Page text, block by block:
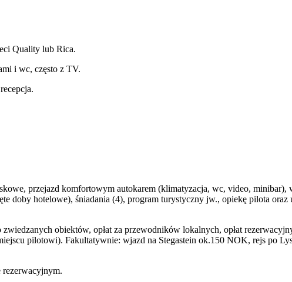
Quality lub Rica.
i wc, często z TV.
przejazd komfortowym autokarem (klimatyzacja, wc, video,
doby hotelowe), śniadania (4), program turystyczny jw., opiekę pilota
obiektów, opłat za przewodników lokalnych, opłat
pilotowi). Fakultatywnie: wjazd na Stegastein ok.150 NOK, rejs po